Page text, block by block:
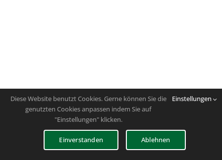
Diese Website benutzt Cookies. Gerne können Sie die
genutzten Cookies anpassen indem Sie auf
"Einstellungen" klicken.
Einstellungen
Einverstanden Ablehnen